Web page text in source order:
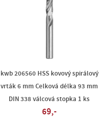
kwb 206560 HSS kovový spirálový
vrták 6 mm Celková délka 93 mm
DIN 338 válcová stopka 1 ks
69,-